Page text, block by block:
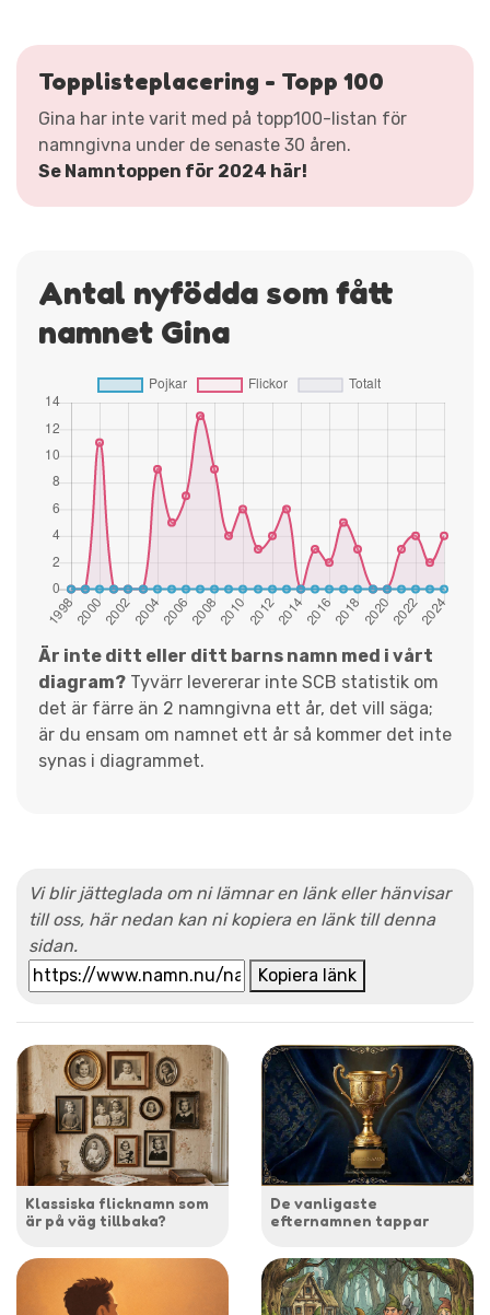
Topplisteplacering - Topp 100
Gina har inte varit med på topp100-listan för
namngivna under de senaste 30 åren.
Se Namntoppen för 2024 här!
Antal nyfödda som fått
namnet Gina
Är inte ditt eller ditt barns namn med i vårt
diagram? Tyvärr levererar inte SCB statistik om
det är färre än 2 namngivna ett år, det vill säga;
är du ensam om namnet ett år så kommer det inte
synas i diagrammet.
Vi blir jätteglada om ni lämnar en länk eller hänvisar
till oss, här nedan kan ni kopiera en länk till denna
sidan.
Kopiera länk
Klassiska flicknamn som
är på väg tillbaka?
De vanligaste
efternamnen tappar